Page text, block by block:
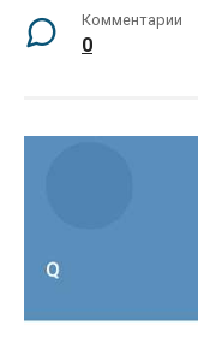
Комментарии
0